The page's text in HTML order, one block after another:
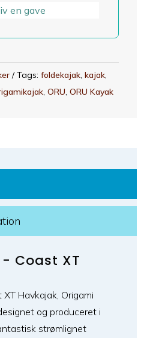
en gave
Tags: foldekajak, kajak,
, ORU, ORU Kayak
- Coast XT
XT Havkajak, Origami
og produceret i
strømlignet